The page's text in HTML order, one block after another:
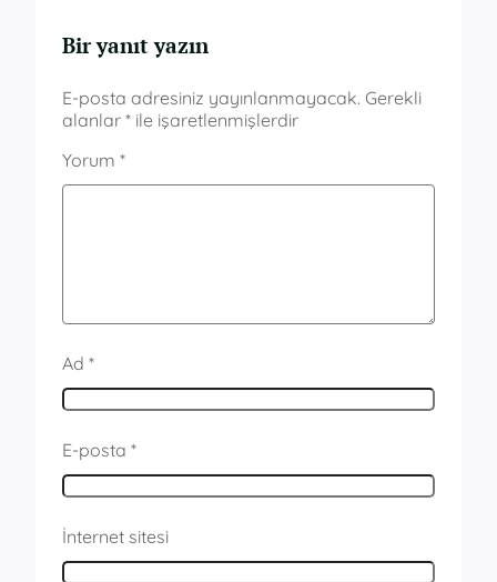
Bir yanıt yazın
E-posta adresiniz yayınlanmayacak. Gerekli
alanlar * ile işaretlenmişlerdir
Yorum *
Ad *
E-posta *
İnternet sitesi